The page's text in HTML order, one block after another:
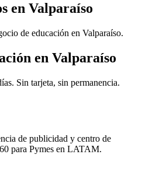
en Valparaíso
de educación en Valparaíso.
en Valparaíso
Sin tarjeta, sin permanencia.
de publicidad y centro de
para Pymes en LATAM.